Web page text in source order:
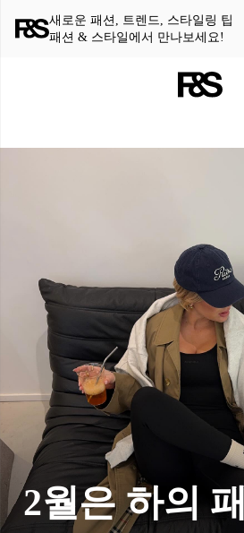
새로운 패션, 트렌드, 스타일링 팁
패션 & 스타일에서 만나보세요!
2월은 하의